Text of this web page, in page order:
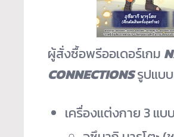
ผู้สั่งซื้อพรีออเดอร์เกม
CONNECTIONSรูปแบบ
เครื่องแต่งกาย 3 แบบ